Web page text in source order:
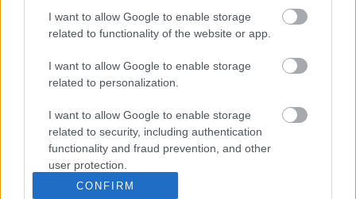
I want to allow Google to enable storage
related to functionality of the website or app.
I want to allow Google to enable storage
related to personalization.
I want to allow Google to enable storage
related to security, including authentication
functionality and fraud prevention, and other
user protection.
CONFIRM
VAGY